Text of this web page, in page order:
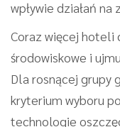
wpływie działań
Coraz więcej hoteli
środowiskowe i
Dla rosnącej grupy
kryterium wyboru
technologie